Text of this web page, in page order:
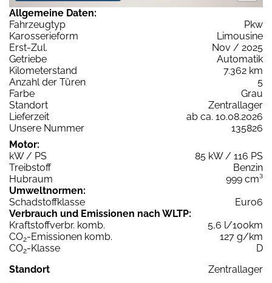
Allgemeine Daten:
Fahrzeugtyp
Pkw
Karosserieform
Limousine
Erst-Zul.
Nov / 2025
Getriebe
Automatik
Kilometerstand
7.362 km
Anzahl der Türen
5
Farbe
Grau
Standort
Zentrallager
Lieferzeit
ab ca. 10.08.2026
Unsere Nummer
135826
Motor:
kW / PS
85 kW / 116 PS
Treibstoff
Benzin
Hubraum
999 cm³
Umweltnormen:
Schadstoffklasse
Euro6
Verbrauch und Emissionen nach WLTP:
Kraftstoffverbr. komb.
5,6 l/100km
CO2-Emissionen komb.
127 g/km
CO2-Klasse
D
Standort
Zentrallager